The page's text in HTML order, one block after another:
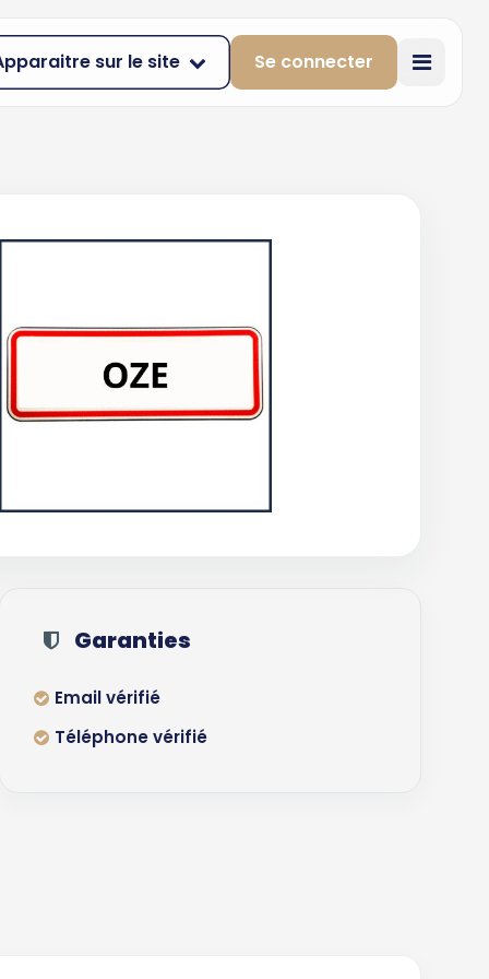
sur le site Se connecter
Garanties
Email vérifié
Téléphone vérifié